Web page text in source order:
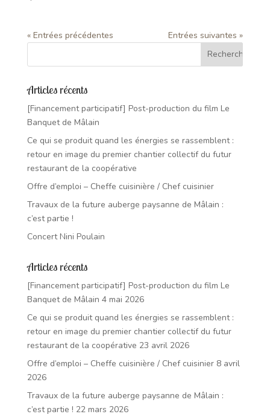
« Entrées précédentes Entrées suivantes »
Articles récents
[Financement participatif] Post-production du film Le
Banquet de Mâlain
Ce qui se produit quand les énergies se rassemblent :
retour en image du premier chantier collectif du futur
restaurant de la coopérative
Offre d’emploi – Cheffe cuisinière / Chef cuisinier
Travaux de la future auberge paysanne de Mâlain :
c’est partie !
Concert Nini Poulain
Articles récents
[Financement participatif] Post-production du film Le
Banquet de Mâlain 4 mai 2026
Ce qui se produit quand les énergies se rassemblent :
retour en image du premier chantier collectif du futur
restaurant de la coopérative 23 avril 2026
Offre d’emploi – Cheffe cuisinière / Chef cuisinier 8 avril
2026
Travaux de la future auberge paysanne de Mâlain :
c’est partie ! 22 mars 2026